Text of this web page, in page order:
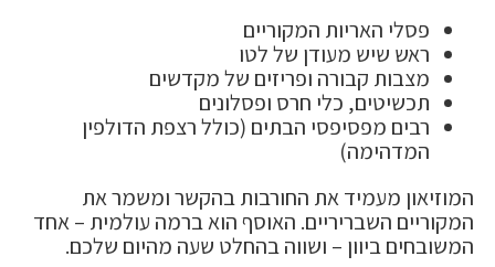
פסלי האריות המקוריים
ראש שיש מעודן של לטו
מצבות קבורה ופריזים של מקדשים
תכשיטים, כלי חרס ופסלונים
רבים מפסיפסי הבתים (כולל רצפת הדולפין
המדהימה)
המוזיאון מעמיד את החורבות בהקשר ומשמר את
המקוריים השבריריים. האוסף הוא ברמה עולמית – אחד
המשובחים ביוון – ושווה בהחלט שעה מהיום שלכם.